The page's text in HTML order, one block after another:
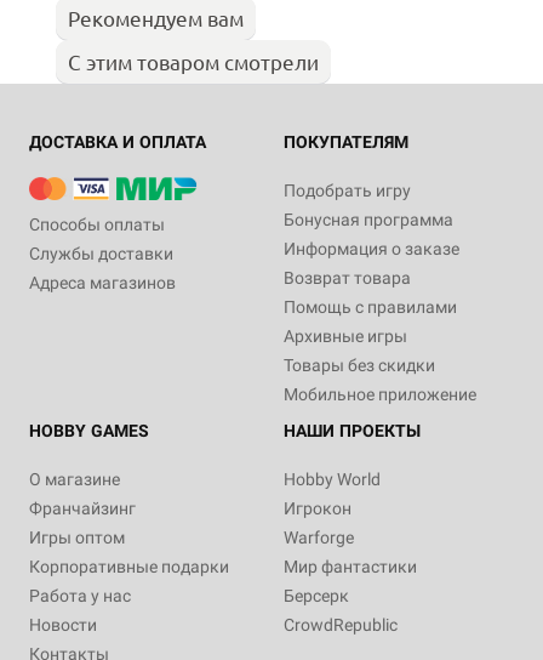
Рекомендуем вам
С этим товаром смотрели
ДОСТАВКА И ОПЛАТА
Способы оплаты
Службы доставки
Адреса магазинов
ПОКУПАТЕЛЯМ
Подобрать игру
Бонусная программа
Информация о заказе
Возврат товара
Помощь с правилами
Архивные игры
Товары без скидки
Мобильное приложение
HOBBY GAMES
О магазине
Франчайзинг
Игры оптом
Корпоративные подарки
Работа у нас
Новости
Контакты
НАШИ ПРОЕКТЫ
Hobby World
Игрокон
Warforge
Мир фантастики
Берсерк
CrowdRepublic